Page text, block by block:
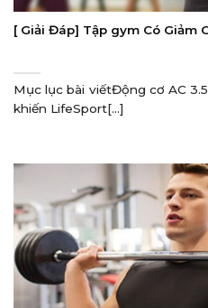
[ Giải Đáp] Tập gym Có Giảm
Mục lục bài viếtĐộng cơ AC
khiến LifeSport[...]